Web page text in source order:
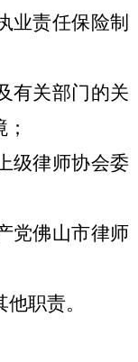
业责任保险制
有关部门的关
级律师协会委
党佛山市律师
职责。